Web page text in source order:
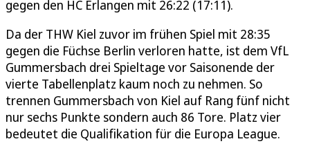
gegen den HC Erlangen mit 26:22 (17:11).
Da der THW Kiel zuvor im frühen Spiel mit 28:35
gegen die Füchse Berlin verloren hatte, ist dem VfL
Gummersbach drei Spieltage vor Saisonende der
vierte Tabellenplatz kaum noch zu nehmen. So
trennen Gummersbach von Kiel auf Rang fünf nicht
nur sechs Punkte sondern auch 86 Tore. Platz vier
bedeutet die Qualifikation für die Europa League.